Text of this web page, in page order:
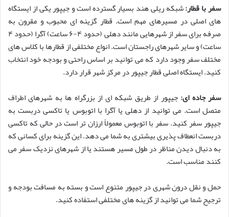
سفر با قطار:شبکه ریلی هند بسیار گسترده است و جیپور یکی از ایستگاه
های اصلی در مسیرهای مهم است. قطار گزینه ای محبوب و مقرون به
صرفه برای سفر از شهرهایی مانند دهلی (حدود ۴-۶ ساعت) آگرا (حدود ۴
ساعت) و سایر شهرهای راجستان است. انواع مختلفی از قطارها با کلاس های
مختلف سفر وجود دارد که می توانید بر اساس راحتی و بودجه خود انتخاب
کنید. ایستگاه اصلی قطار جیپور در مرکز شهر قرار دارد.
سفر جاده ای: جیپور از طریق شبکه ای از بزرگراه ها به شهرهای اطراف
متصل است. می توانید از دهلی یا آگرا با اتوبوس یا تاکسی دربست به
جیپور سفر کنید. سفر با اتوبوس معمولاً ارزان تر است در حالی که تاکسی
دربست انعطاف پذیری بیشتری به شما می دهد. این گزینه برای کسانی که
به دنبال دیدن مناظر در طول مسیر هستند یا از شهرهای نزدیک سفر می
کنند مناسب است.
حمل و نقل درون شهری در جیپور متنوع است و بسته به مسافت بودجه و
ترجیح شما می توانید از گزینه های مختلفی استفاده کنید.